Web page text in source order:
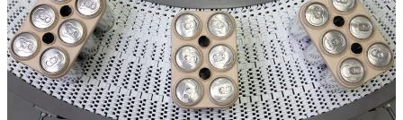
Batterie EV
Industriale
Panoramica dei settori